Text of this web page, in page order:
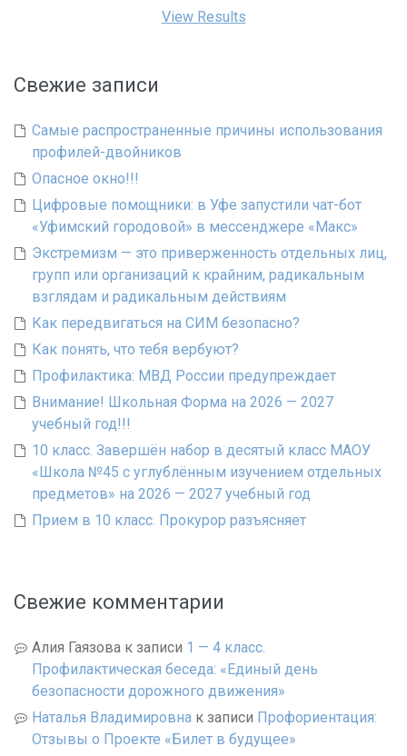
View Results
Свежие записи
Самые распространенные причины использования
профилей-двойников
Опасное окно!!!
Цифровые помощники: в Уфе запустили чат-бот
«Уфимский городовой» в мессенджере «Макс»
Экстремизм — это приверженность отдельных лиц,
групп или организаций к крайним, радикальным
взглядам и радикальным действиям
Как передвигаться на СИМ безопасно?
Как понять, что тебя вербуют?
Профилактика: МВД России предупреждает
Внимание! Школьная Форма на 2026 — 2027
учебный год!!!
10 класс. Завершён набор в десятый класс МАОУ
«Школа №45 с углублённым изучением отдельных
предметов» на 2026 — 2027 учебный год
Прием в 10 класс. Прокурор разъясняет
Свежие комментарии
Алия Гаязова к записи 1 — 4 класс.
Профилактическая беседа: «Единый день
безопасности дорожного движения»
Наталья Владимировна к записи Профориентация:
Отзывы о Проекте «Билет в будущее»